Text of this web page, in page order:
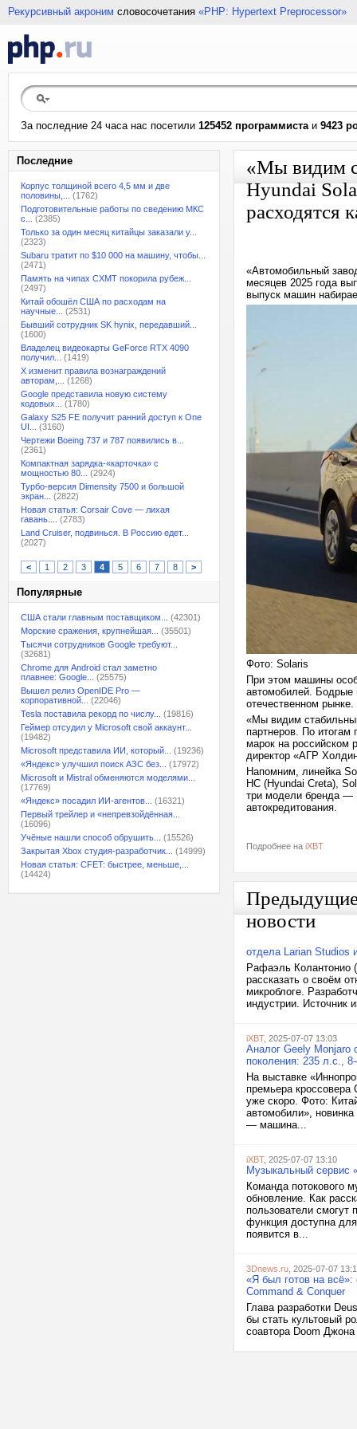
Рекурсивный акроним словосочетания «PHP: Hypertext Preprocessor»
За последние 24 часа нас посетили 125452 программистаи 9423
Последние
Корпус толщиной всего 4,5 мм и две
половины,...
(1762)
Подготовительные работы по сведению МКС
с...
(2385)
Только за один месяц китайцы заказали у...
(2323)
Subaru тратит по $10 000 на машину, чтобы...
(2471)
Память на чипах CXMT покорила рубеж...
(2497)
Китай обошёл США по расходам на
научные...
(2531)
Бывший сотрудник SK hynix, передавший...
(1600)
Владелец видеокарты GeForce RTX 4090
получил...
(1419)
X изменит правила вознаграждений
авторам,...
(1268)
Google представила новую систему
кодовых...
(1780)
Galaxy S25 FE получит ранний доступ к One
UI...
(3160)
Чертежи Boeing 737 и 787 появились в...
(2361)
Компактная зарядка-«карточка» с
мощностью 80...
(2924)
Турбо-версия Dimensity 7500 и большой
экран...
(2822)
Новая статья: Corsair Cove — лихая
гавань....
(2783)
Land Cruiser, подвинься. В Россию едет...
(2027)
< 1 2 3 4 5 6 7 8 >
Популярные
США стали главным поставщиком...
(42301)
Морские сражения, крупнейшая...
(35501)
Тысячи сотрудников Google требуют...
(32681)
Chrome для Android стал заметно
плавнее: Google...
(25575)
Вышел релиз OpenIDE Pro —
корпоративной...
(22046)
Tesla поставила рекорд по числу...
(19816)
Геймер отсудил у Microsoft свой аккаунт...
(19482)
Microsoft представила ИИ, который...
(19236)
«Яндекс» улучшил поиск АЗС без...
(17972)
Microsoft и Mistral обменяются моделями...
(17769)
«Яндекс» посадил ИИ-агентов...
(16321)
Первый трейлер и «непревзойдённая...
(16096)
Учёные нашли способ обрушить...
(15526)
Закрытая Xbox студия-разработчик...
(14999)
Новая статья: CFET: быстрее, меньше,...
(14424)
«Мы видим
Hyundai
расходятся
«Автомобильный
месяцев 2025 года
выпуск машин
Фото: Solaris
При этом машины
автомобилей. Бодрые
отечественном рынке.
«Мы видим
партнеров. По итогам
марок на российском
директор «АГР
Напомним, линейка
HC (Hyundai Creta),
три модели бренда —
автокредитования.
Подробнее на iXBT
новости
отдела Larian Studios
Рафаэль Колантонио
рассказать о своём
микроблоге.
индустрии. Источник
iXBT, 2025-07-07 13:03
Аналог Geely Monjaro
поколения: 235 л.с.,
На выставке
премьера
уже скоро. Фото:
автомобили»,
— машина...
iXBT, 2025-07-07 13:10
Музыкальный сервис
Команда потокового
обновление. Как
пользователи смогут
функция доступна
появится в...
3Dnews.ru , 2025-07-07
«Я был готов на всё»:
Command & Conquer
Глава разработки
бы стать культовый
соавтора Doom